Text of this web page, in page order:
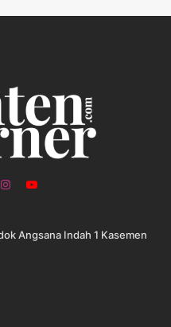
InstagramYouTube
Angsana Indah 1 Kasemen